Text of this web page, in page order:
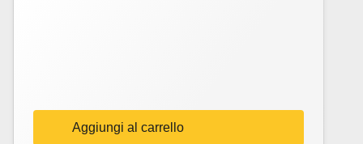
Aggiungi al carrello